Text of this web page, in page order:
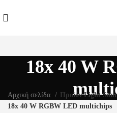
18x 40 W
Αρχική σελίδα
Προϊόν Light
18x 40 W RGBW LED multichips